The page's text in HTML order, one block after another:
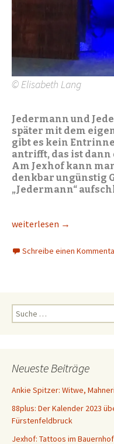
© Elisabeth Lang
Jedermann und
später mit dem
gibt es kein
antrifft, das ist
Am Jexhof kann
denkbar ungünstig
„Jedermann“
Der bairische Jedermann
weiterlesen →
Schreibe einen
u
n
c
h
:
Neueste Beiträge
Ankie Spitzer: Witwe,
88plus: Der Kalender 2023
Fürstenfeldbruck
Jexhof: Tattoos im